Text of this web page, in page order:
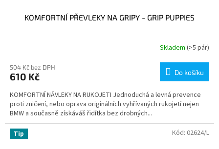
KOMFORTNÍ PŘEVLEKY NA GRIPY - GRIP PUPPIES
Skladem (>5 pár)
504 Kč bez DPH
610 Kč Do košíku
KOMFORTNÍ NÁVLEKY NA RUKOJETI Jednoduchá a levná prevence
proti zničení, nebo oprava originálních vyhřívaných rukojetí nejen
BMW a současně získáváš řidítka bez drobných...
Tip Kód: 02624/L